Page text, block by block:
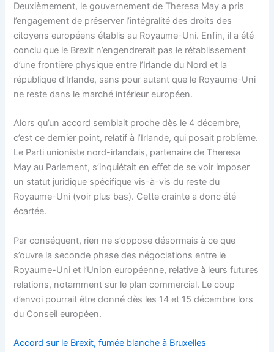
Deuxièmement, le gouvernement de Theresa May a pris
l’engagement de préserver l’intégralité des droits des
citoyens européens établis au Royaume-Uni. Enfin, il a été
conclu que le Brexit n’engendrerait pas le rétablissement
d’une frontière physique entre l’Irlande du Nord et la
république d’Irlande, sans pour autant que le Royaume-Uni
ne reste dans le marché intérieur européen.
Alors qu’un accord semblait proche dès le 4 décembre,
c’est ce dernier point, relatif à l’Irlande, qui posait problème.
Le Parti unioniste nord-irlandais, partenaire de Theresa
May au Parlement, s’inquiétait en effet de se voir imposer
un statut juridique spécifique vis-à-vis du reste du
Royaume-Uni (voir plus bas). Cette crainte a donc été
écartée.
Par conséquent, rien ne s’oppose désormais à ce que
s’ouvre la seconde phase des négociations entre le
Royaume-Uni et l’Union européenne, relative à leurs futures
relations, notamment sur le plan commercial. Le coup
d’envoi pourrait être donné dès les 14 et 15 décembre lors
du Conseil européen.
Accord sur le Brexit, fumée blanche à Bruxelles